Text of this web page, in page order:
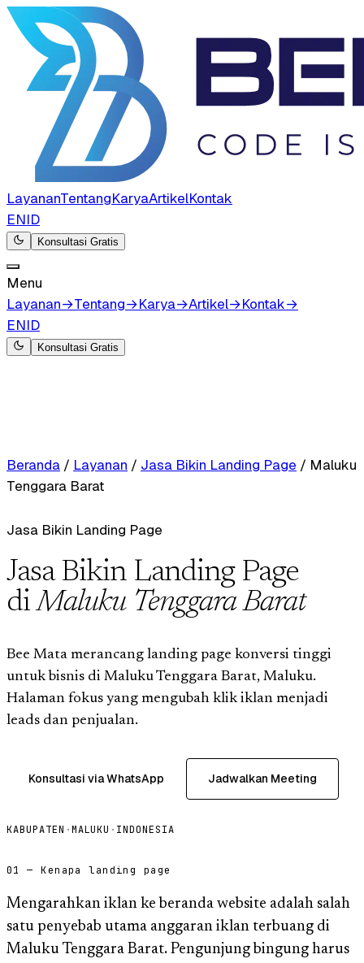
LayananTentangKaryaArtikelKontak
ENID
Konsultasi Gratis
Menu
Layanan→Tentang→Karya→Artikel→Kontak→
ENID
Konsultasi Gratis
Beranda / Layanan / Jasa Bikin Landing Page / Maluku
Tenggara Barat
Jasa Bikin Landing Page
Jasa Bikin Landing Page
diMaluku Tenggara Barat
Bee Mata merancang landing page konversi tinggi
untuk bisnis di Maluku Tenggara Barat, Maluku.
Halaman fokus yang mengubah klik iklan menjadi
leads dan penjualan.
Konsultasi via WhatsApp Jadwalkan Meeting
KABUPATEN ·MALUKU · INDONESIA
01 — Kenapa landing page
Mengarahkan iklan ke beranda website adalah salah
satu penyebab utama anggaran iklan terbuang di
Maluku Tenggara Barat. Pengunjung bingung harus